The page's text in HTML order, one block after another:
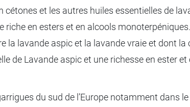
et les autres huiles essentielles de
en esters et en alcools
la lavande aspic et la lavande vraie et dont
de Lavande aspic et une richesse en ester
du sud de l’Europe notamment dans